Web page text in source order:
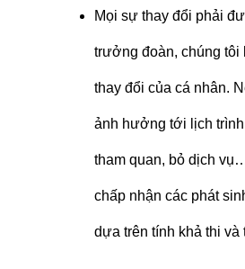
Mọi sự thay đổi phải
trưởng đoàn, chúng tôi
thay đổi của cá nhân.
ảnh hưởng tới lịch
tham quan, bỏ dịch
chấp nhận các phát
dựa trên tính khả thi và